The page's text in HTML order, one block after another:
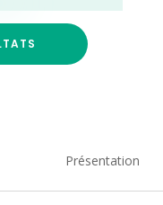
Présentation